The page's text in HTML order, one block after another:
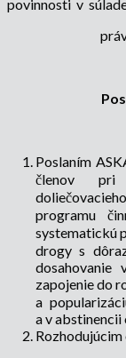
povinnosti v
Poslaním
členov pri
programu
systematickú
drogy s
zapojenie do
a
a v abstinencii
Rozhodujúcim